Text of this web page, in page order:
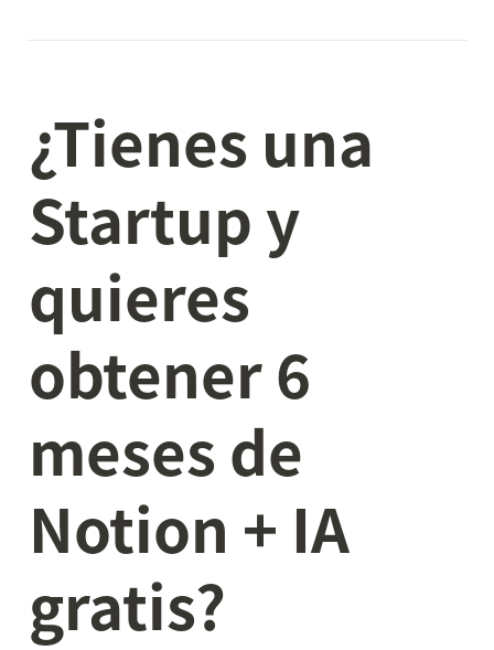
¿Tienes una
Startup y
quieres
obtener 6
meses de
Notion + IA
gratis?